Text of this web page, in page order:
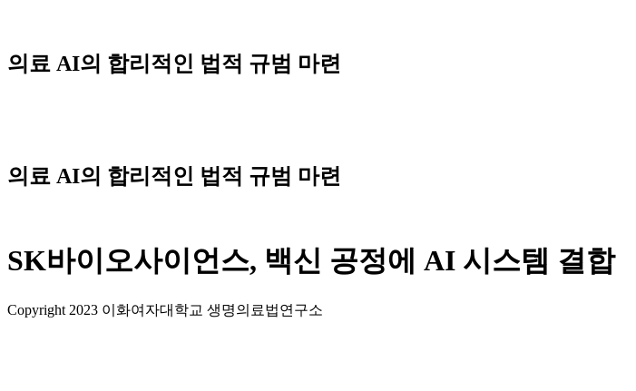
content
의료 AI의 합리적인 법적 규범 마련
의료 AI의 합리적인 법적 규범 마련
SK바이오사이언스, 백신 공정에 AI 시스템 결합
Copyright 2023 이화여자대학교 생명의료법연구소